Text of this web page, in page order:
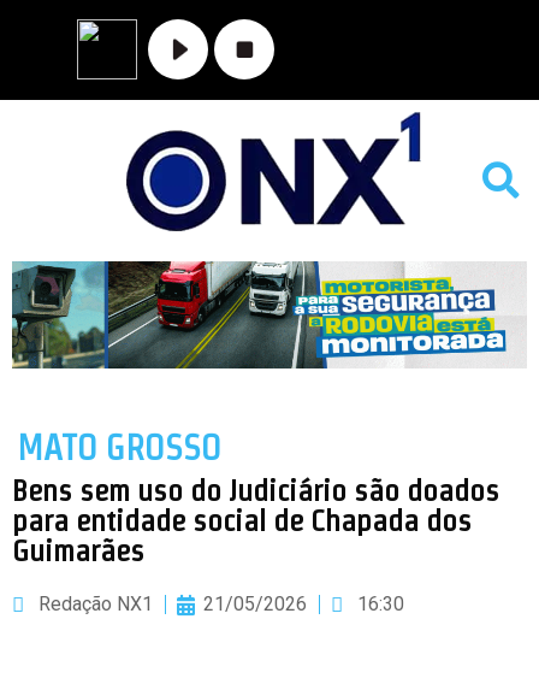
MATO GROSSO
Bens sem uso do Judiciário são doados
para entidade social de Chapada dos
Guimarães
Redação NX1 21/05/2026 16:30